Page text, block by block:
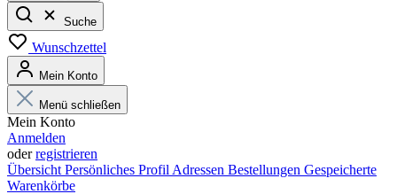
Suche
Wunschzettel
Mein Konto
Menü schließen
Mein Konto
Anmelden
oderregistrieren
Übersicht Persönliches Profil Adressen Bestellungen Gespeicherte
Warenkörbe